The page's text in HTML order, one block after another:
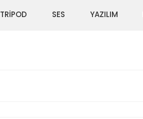
TRİPOD SES YAZILIM